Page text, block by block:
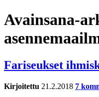
Avainsana-
Fariseukset
Kirjoitettu 21.2.2018 7